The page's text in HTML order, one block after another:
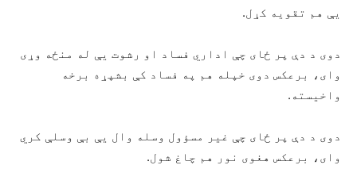
يې هم تقویه کړل.
دوی د دې پر ځای چې اداري فساد او رشوت يې له منځه وړی
وای، برعکس دوی خپله هم په فساد کې بشپړه برخه
واخیسته.
دوی د دې پر ځای چې غیر مسؤول وسله وال يې بې وسلې کري
وای، برعکس هغوی نور هم چاغ شول.